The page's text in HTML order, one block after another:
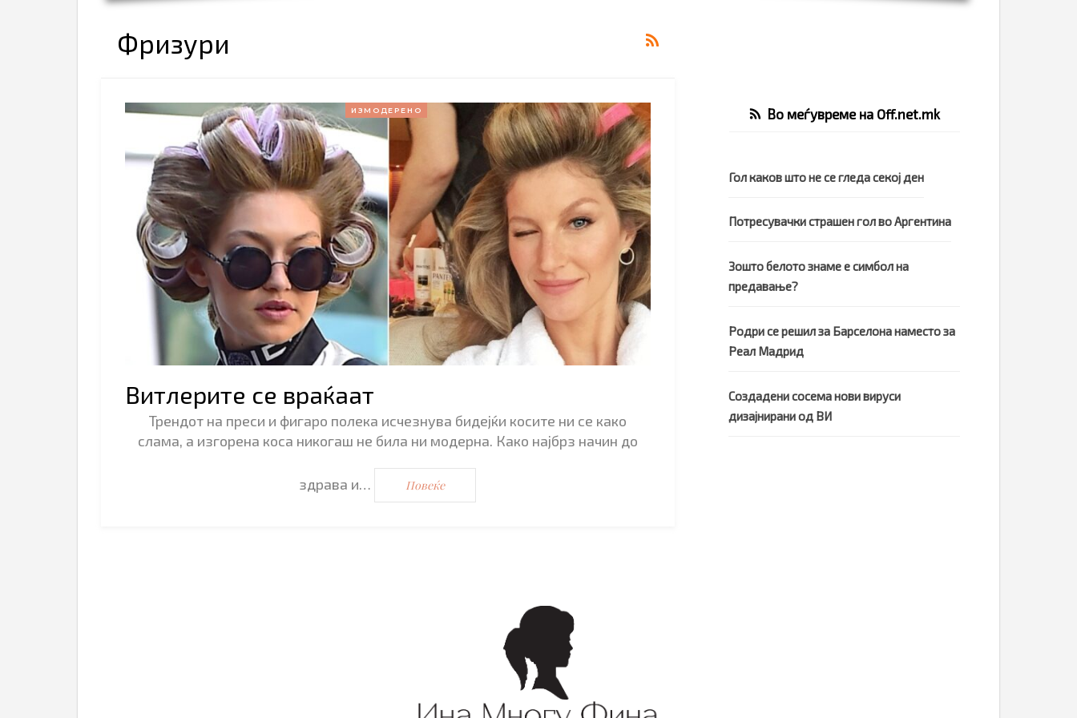
Фризури
ИЗМОДЕРЕНО
Витлерите се враќаат
Трендот на преси и фигаро полека исчезнува бидејќи косите ни се како
слама, а изгорена коса никогаш не била ни модерна. Како најбрз начин до
здрава и… Повеќе
Во меѓувреме на Off.net.mk
Гол каков што не се гледа секој ден
Потресувачки страшен гол во Аргентина
Зошто белото знаме е симбол на
предавање?
Родри се решил за Барселона наместо за
Реал Мадрид
Создадени сосема нови вируси
дизајнирани од ВИ